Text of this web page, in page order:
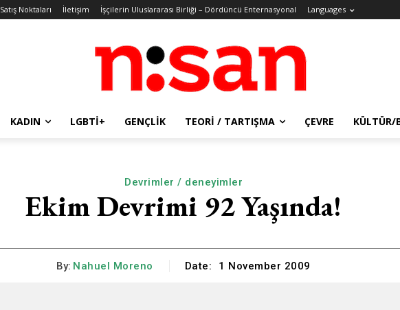
Satış Noktaları İletişim İşçilerin Uluslararası Birliği – Dördüncü Enternasyonal Languages
KADIN LGBTİ+ GENÇLIK TEORI / TARTIŞMA ÇEVRE KÜLTÜR/
Devrimler / deneyimler
Ekim Devrimi 92 Yaşında!
By: Nahuel Moreno Date: 1 November 2009